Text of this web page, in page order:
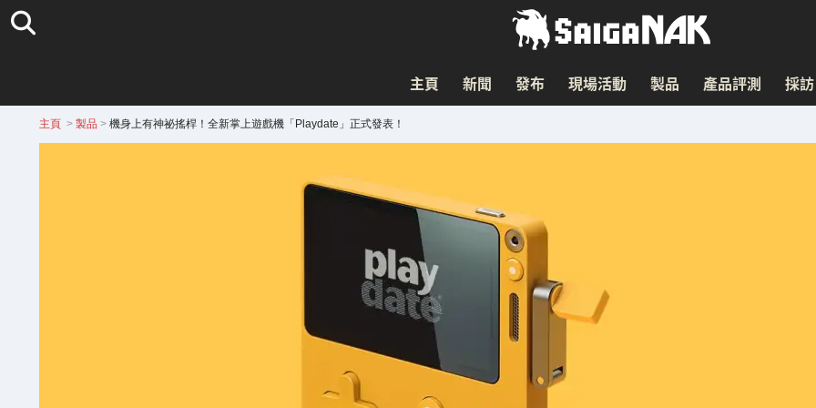
主頁 新聞 發布 現場活動 製品 產品評測 採訪
主頁 > 製品 > 機身上有神祕搖桿！全新掌上遊戲機「Playdate」正式發表！